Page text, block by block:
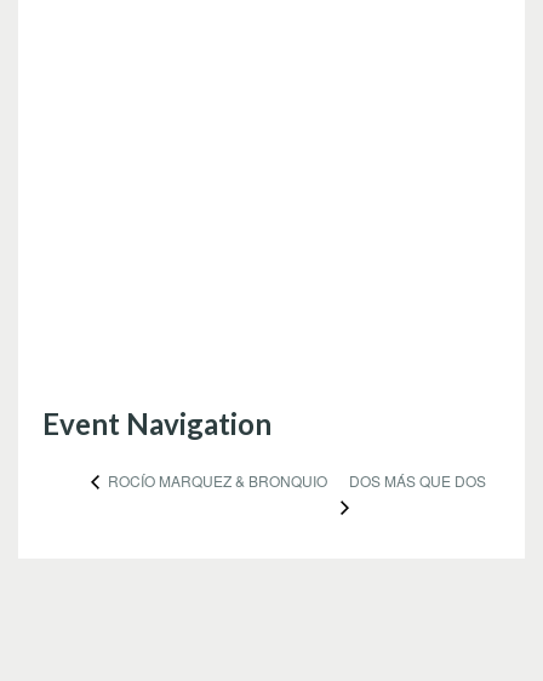
Event Navigation
ROCÍO MARQUEZ & BRONQUIO DOS MÁS QUE DOS